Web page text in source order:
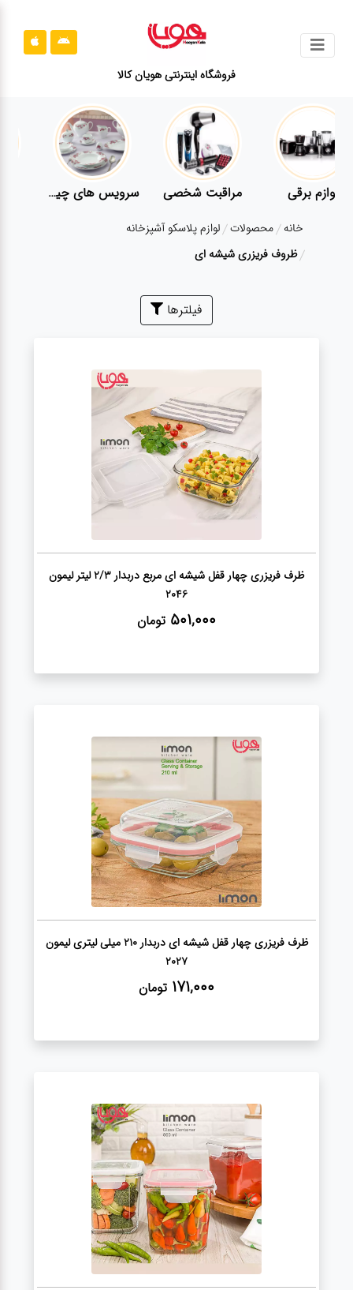
فروشگاه اینترنتی هویان کالا
محصولات
قوانین
سایت
ارتباط
باما
مراقبت شخصی
سرویس های
چینی زرین
قاشق و چنگال
لوازم خانه
زودپز،قابلمه،تابه
کلمن،فلاسک،قمقمه
بانکه،پاسماوری،جا
کتری قوری
جشن و تولد
سرویس های
چینی تقدس
لوازم برقی مراقبت شخصی
خانه محصولات لوازم پلاسکو آشپزخانه
ظروف فریزری شیشه ای
فیلترها
ظرف فریزری چهار قفل شیشه ای مربع دربدار 2/3 لیتر لیمون
2046
501,000 تومان
ظرف فریزری چهار قفل شیشه ای دربدار 210 میلی لیتری لیمون
2027
171,000 تومان